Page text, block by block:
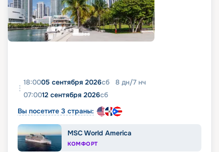
18:0005 сентября 2026сб 8 дн/7 нч
07:0012 сентября 2026сб
Вы посетите 3 страны:
MSC World America
КОМФОРТ